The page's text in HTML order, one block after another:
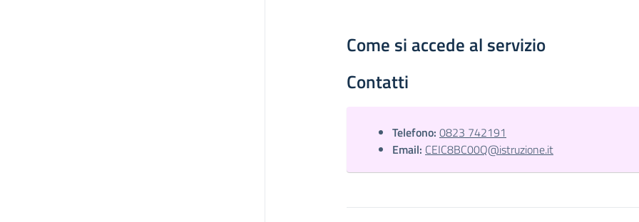
Come si accede al servizio
Contatti
Telefono: 0823 742191
Email: CEIC8BC00Q@istruzione.it